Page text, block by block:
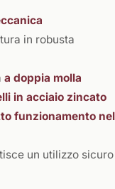
in robusta
a doppia molla
in acciaio zincato
funzionamento nel
un utilizzo sicuro